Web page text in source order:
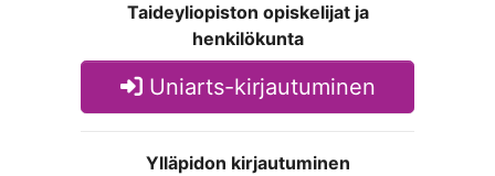
Taideyliopiston opiskelijat ja
henkilökunta
Uniarts-kirjautuminen
Ylläpidon kirjautuminen